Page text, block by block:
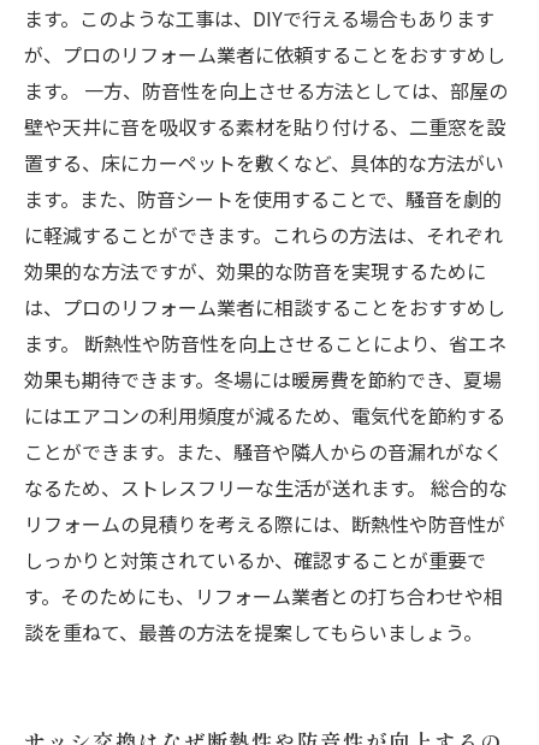
ます。このような工事は、DIYで行える場合もあります
が、プロのリフォーム業者に依頼することをおすすめし
ます。 一方、防音性を向上させる方法としては、部屋の
壁や天井に音を吸収する素材を貼り付ける、二重窓を設
置する、床にカーペットを敷くなど、具体的な方法がい
ます。また、防音シートを使用することで、騒音を劇的
に軽減することができます。これらの方法は、それぞれ
効果的な方法ですが、効果的な防音を実現するために
は、プロのリフォーム業者に相談することをおすすめし
ます。 断熱性や防音性を向上させることにより、省エネ
効果も期待できます。冬場には暖房費を節約でき、夏場
にはエアコンの利用頻度が減るため、電気代を節約する
ことができます。また、騒音や隣人からの音漏れがなく
なるため、ストレスフリーな生活が送れます。 総合的な
リフォームの見積りを考える際には、断熱性や防音性が
しっかりと対策されているか、確認することが重要で
す。そのためにも、リフォーム業者との打ち合わせや相
談を重ねて、最善の方法を提案してもらいましょう。